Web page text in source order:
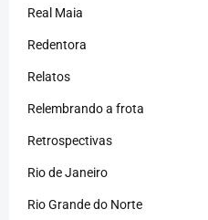
Real Maia
Redentora
Relatos
Relembrando a frota
Retrospectivas
Rio de Janeiro
Rio Grande do Norte